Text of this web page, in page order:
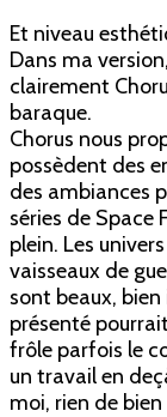
Et niveau
Dans ma
clairement
baraque.
Chorus nous
possèdent des
des ambiances
séries de
plein. Les
vaisseaux de
sont beaux, bien
présenté
frôle parfois le
un travail en
moi, rien de